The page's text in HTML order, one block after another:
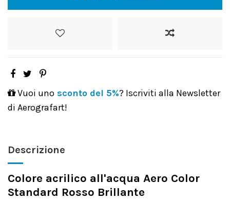
Vuoi uno sconto del 5%? Iscriviti alla Newsletter
di Aerografart!
Descrizione
Colore acrilico all'acqua Aero Color
Standard Rosso Brillante